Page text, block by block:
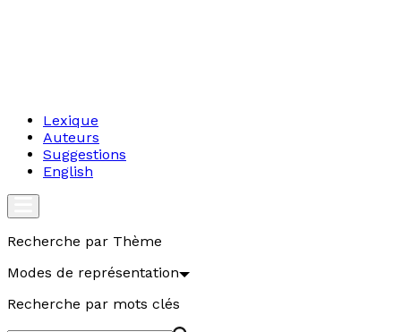
Lexique
Auteurs
Suggestions
English
Recherche par Thème
Modes de représentation
Recherche par mots clés